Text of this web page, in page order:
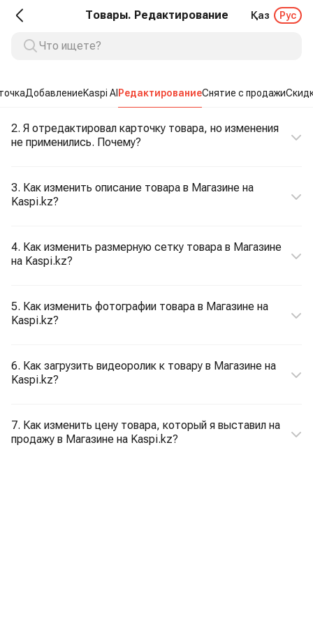
Товары. Редактирование Қаз Рус
ДобавлениеKaspi AI РедактированиеСнятие с продажи
2. Я отредактировал карточку товара, но изменения
не применились. Почему?
3. Как изменить описание товара в Магазине на
Kaspi.kz?
4. Как изменить размерную сетку товара в Магазине
на Kaspi.kz?
5. Как изменить фотографии товара в Магазине на
Kaspi.kz?
6. Как загрузить видеоролик к товару в Магазине на
Kaspi.kz?
7. Как изменить цену товара, который я выставил на
продажу в Магазине на Kaspi.kz?